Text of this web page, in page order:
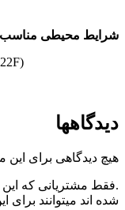
شرایط محیطی
دیدگاهها
هیچ دیدگاهی برای
.فقط مشتریانی که
شده اند میتوانند